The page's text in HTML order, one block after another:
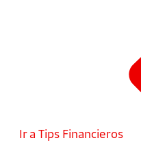
Ir a Tips Financieros